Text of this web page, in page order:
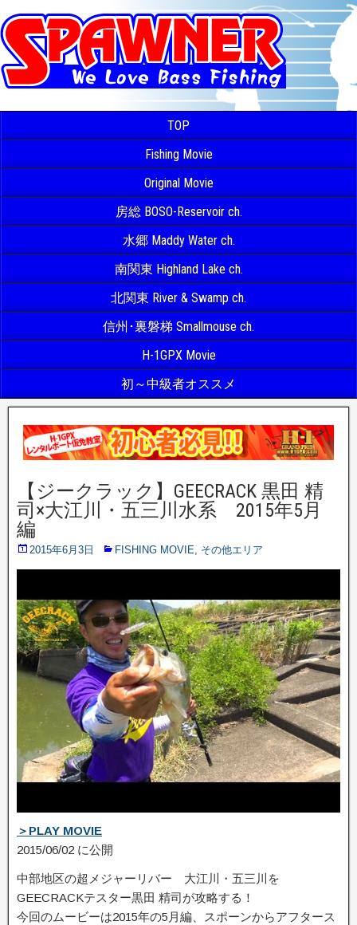
TOP
Fishing Movie
Original Movie
房総 BOSO-Reservoir ch.
水郷 Maddy Water ch.
南関東 Highland Lake ch.
北関東 River & Swamp ch.
信州･裏磐梯 Smallmouse ch.
H-1GPX Movie
初～中級者オススメ
【ジークラック】GEECRACK 黒田 精
司×大江川・五三川水系 2015年5月
編
2015年6月3日 FISHING MOVIE, その他エリア
＞PLAY MOVIE
2015/06/02 に公開
中部地区の超メジャーリバー 大江川・五三川を
GEECRACKテスター黒田 精司が攻略する！
今回のムービーは2015年の5月編、スポーンからアフタース